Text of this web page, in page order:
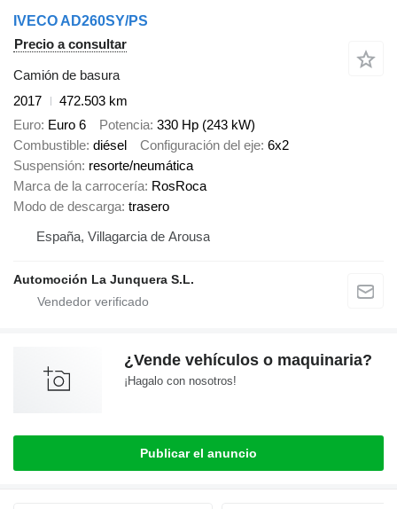
IVECO AD260SY/PS
Precio a consultar
Camión de basura
2017
472.503 km
Euro Euro 6 Potencia 330 Hp (243 kW)
Combustible diésel Configuración del eje 6x2
Suspensión resorte/neumática
Marca de la carrocería RosRoca
Modo de descarga trasero
España, Villagarcia de Arousa
Automoción La Junquera S.L.
¿Vende vehículos o maquinaria?
¡Hagalo con nosotros!
Publicar el anuncio